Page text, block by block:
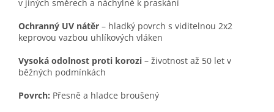
v jiných směrech a náchylné k praskání
Ochranný UV nátěr – hladký povrch s viditelnou 2x2
keprovou vazbou uhlíkových vláken
Vysoká odolnost proti korozi – životnost až 50 let v
běžných podmínkách
Povrch: Přesně a hladce broušený